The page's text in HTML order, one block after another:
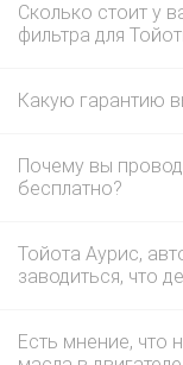
Сколько стоит у
фильтра для
Какую гарантию
Почему вы
бесплатно?
Тойота Аурис,
заводиться, что
Есть мнение, что